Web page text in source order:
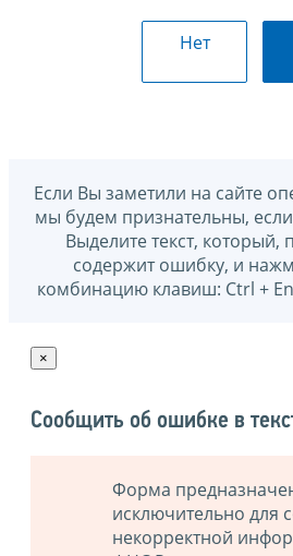
Нет
Если Вы заметили на сайте
мы будем признательны,
Выделите текст,
содержит ошибку, и
комбинацию клавиш: Ctrl +
×
Сообщить об ошибке в
Форма
исключительно для
некорректной